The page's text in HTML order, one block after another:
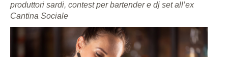
produttori sardi, contest per bartender e dj set all’ex
Cantina Sociale